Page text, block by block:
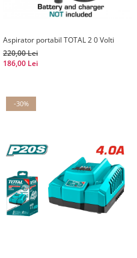
Aspirator portabil TOTAL 2 0 Volti
220,00 Lei
186,00 Lei
-30%